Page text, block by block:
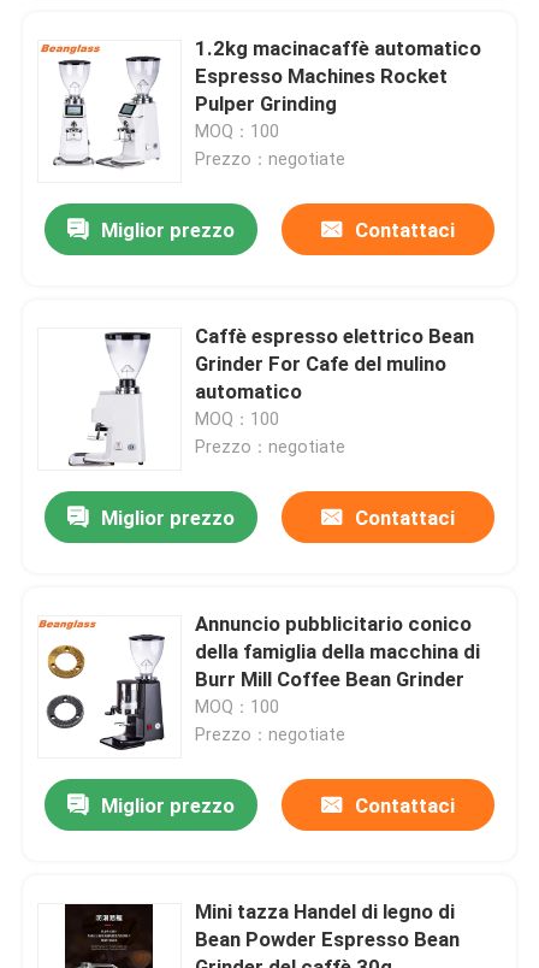
Prodotti
Mostra VR
Circa noi
Controllo di qualità
Contattici
Casi
Burr Coffee Grinder
1.2kg macinacaffè automatico
Espresso Machines Rocket
Pulper Grinding
MOQ：100
Prezzo：negotiate
Miglior prezzo Contattaci
Caffè espresso elettrico Bean
Grinder For Cafe del mulino
automatico
MOQ：100
Prezzo：negotiate
Miglior prezzo Contattaci
Annuncio pubblicitario conico
della famiglia della macchina di
Burr Mill Coffee Bean Grinder
MOQ：100
Prezzo：negotiate
Miglior prezzo Contattaci
Mini tazza Handel di legno di
Bean Powder Espresso Bean